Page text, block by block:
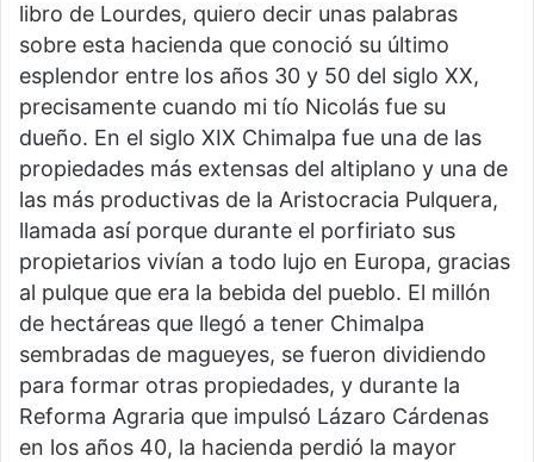
libro de Lourdes, quiero decir unas palabras
sobre esta hacienda que conoció su último
esplendor entre los años 30 y 50 del siglo XX,
precisamente cuando mi tío Nicolás fue su
dueño. En el siglo XIX Chimalpa fue una de las
propiedades más extensas del altiplano y una de
las más productivas de la Aristocracia Pulquera,
llamada así porque durante el porfiriato sus
propietarios vivían a todo lujo en Europa, gracias
al pulque que era la bebida del pueblo. El millón
de hectáreas que llegó a tener Chimalpa
sembradas de magueyes, se fueron dividiendo
para formar otras propiedades, y durante la
Reforma Agraria que impulsó Lázaro Cárdenas
en los años 40, la hacienda perdió la mayor